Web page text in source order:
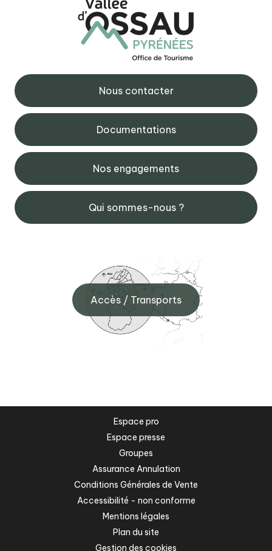
Nous contacter
Documentations
Nos engagements
Qui sommes-nous ?
Accès / Transports
Espace pro
Espace presse
Groupes
Assurance Annulation
Conditions Générales de Vente
Accessibilité - non conforme
Mentions légales
Plan du site
Gestion des cookies